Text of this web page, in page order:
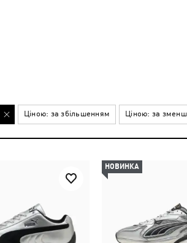
Ціною: за збільшенням Ціною: за
НОВИНКА